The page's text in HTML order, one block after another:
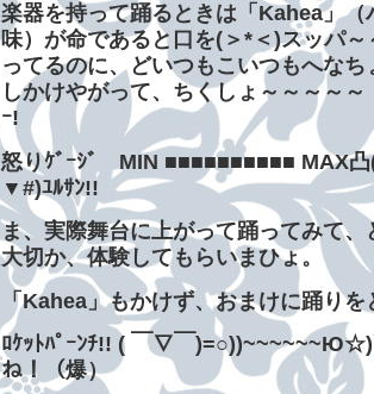
楽器を持って踊るときは「Kahea」（
味）が命であると口を(＞*＜)スッパ
ってるのに、どいつもこいつもへな
しかけやがって、ちくしょ～～～～
ｰ!
怒りｹﾞｰｼﾞ MIN ■■■■■■■■■■ MAX凸
▼#)ﾕﾙｻﾝ!!
ま、実際舞台に上がって踊ってみて
大切か、体験してもらいまひょ。
「Kahea」もかけず、おまけに踊り
ﾛｹｯﾄﾊﾟｰﾝﾁ!! ( ￣∇￣
ね！（爆）